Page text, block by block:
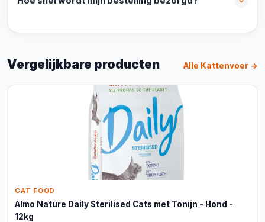
Vergelijkbare producten Alle Kattenvoer →
CAT FOOD
Almo Nature Daily Sterilised Cats met Tonijn - Hond -
12kg